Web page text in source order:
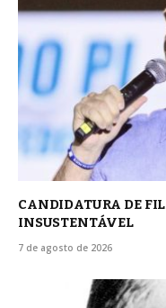
CANDIDATURA DE
INSUSTENTÁVEL
7 de agosto de 2026